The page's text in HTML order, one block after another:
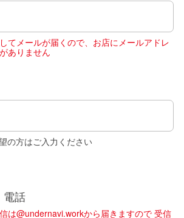
てメールが届くので、お店にメールアドレ
ありません
の方はご入力ください
電話
は@undernavi.workから届きますので 受信